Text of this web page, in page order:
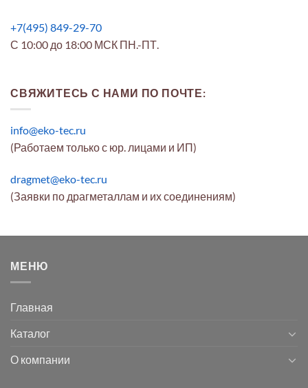
+7(495) 849-29-70
С 10:00 до 18:00 МСК ПН.-ПТ.
СВЯЖИТЕСЬ С НАМИ ПО ПОЧТЕ:
info@eko-tec.ru
(Работаем только с юр. лицами и ИП)
dragmet@eko-tec.ru
(Заявки по драгметаллам и их соединениям)
МЕНЮ
Главная
Каталог
О компании